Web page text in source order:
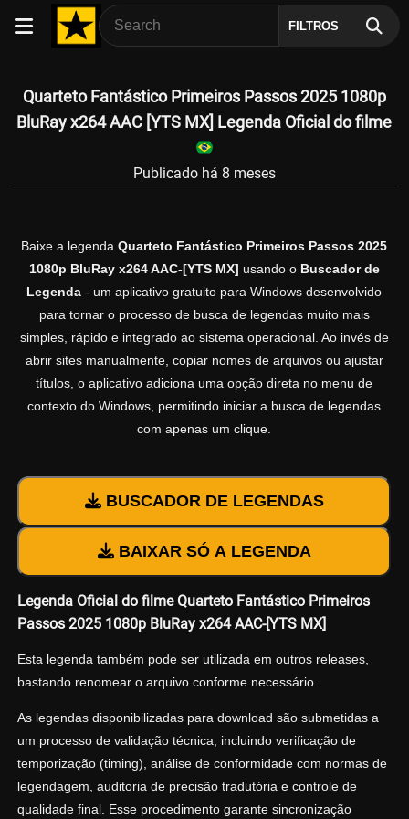
FILTROS
Quarteto Fantástico Primeiros Passos 2025 1080p
BluRay x264 AAC [YTS MX] Legenda Oficial do filme
Publicado há 8 meses
Baixe a legenda Quarteto Fantástico Primeiros Passos 2025
1080p BluRay x264 AAC-[YTS MX] usando o Buscador de
Legenda - um aplicativo gratuito para Windows desenvolvido
para tornar o processo de busca de legendas muito mais
simples, rápido e integrado ao sistema operacional. Ao invés de
abrir sites manualmente, copiar nomes de arquivos ou ajustar
títulos, o aplicativo adiciona uma opção direta no menu de
contexto do Windows, permitindo iniciar a busca de legendas
com apenas um clique.
BUSCADOR DE LEGENDAS
BAIXAR SÓ A LEGENDA
Legenda Oficial do filme Quarteto Fantástico Primeiros
Passos 2025 1080p BluRay x264 AAC-[YTS MX]
Esta legenda também pode ser utilizada em outros releases,
bastando renomear o arquivo conforme necessário.
As legendas disponibilizadas para download são submetidas a
um processo de validação técnica, incluindo verificação de
temporização (timing), análise de conformidade com normas de
legendagem, auditoria de precisão tradutória e controle de
qualidade final. Esse procedimento garante sincronização